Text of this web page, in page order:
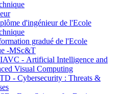
d'ingénieur de l'Ecole
gradué de l'Ecole
-MSc&T
- Artificial Intelligence and
Visual Computing
- Cybersecurity : Threats &